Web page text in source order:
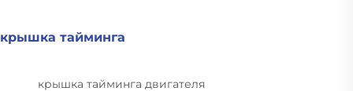
крышка тайминга
крышка тайминга двигателя